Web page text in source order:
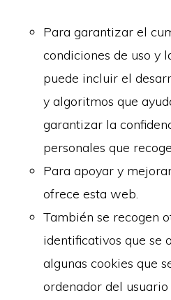
Para garantizar el
condiciones de uso y
puede incluir el
y algoritmos que
garantizar la
personales que recoge.
Para apoyar y
ofrece esta web.
También se recogen
identificativos que se
algunas cookies que
ordenador del